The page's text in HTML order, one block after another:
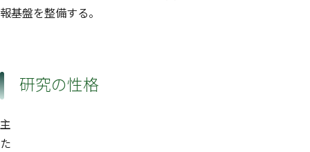
報基盤を整備する。
研究の性格
主
た